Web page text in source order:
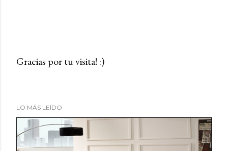
l
c
Gracias por tu visita! :)
LO MÁS LEÍDO